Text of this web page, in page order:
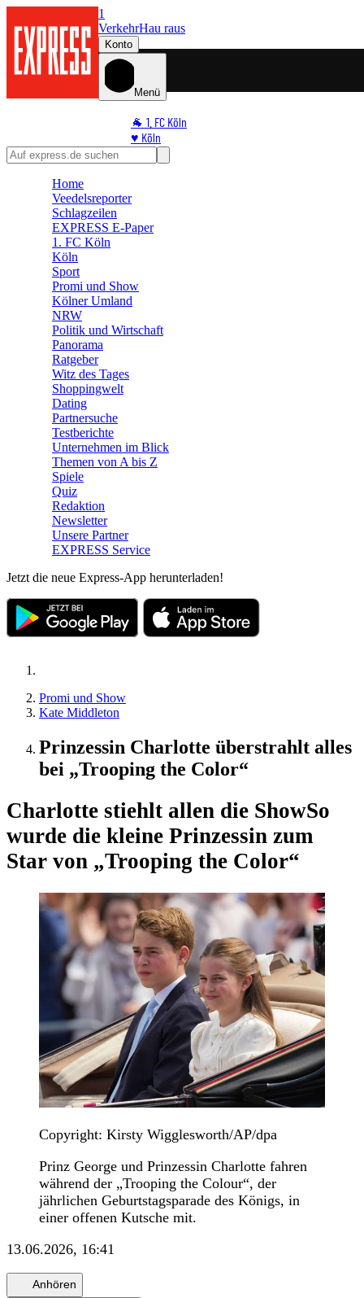
1
VerkehrHau raus
Konto
Menü
🐐 1. FC Köln
♥️ Köln
⭐ Promi
🛒 Shoppingwelt
Home
Veedelsreporter
Schlagzeilen
EXPRESS E-Paper
1. FC Köln
Köln
Sport
Promi und Show
Kölner Umland
NRW
Politik und Wirtschaft
Panorama
Ratgeber
Witz des Tages
Shoppingwelt
Dating
Partnersuche
Testberichte
Unternehmen im Blick
Themen von A bis Z
Spiele
Quiz
Redaktion
Newsletter
Unsere Partner
EXPRESS Service
Jetzt die neue Express-App herunterladen!
Promi und Show
Kate Middleton
Prinzessin Charlotte überstrahlt alles
bei „Trooping the Color“
Charlotte stiehlt allen die ShowSo
wurde die kleine Prinzessin zum
Star von „Trooping the Color“
Copyright: Kirsty Wigglesworth/AP/dpa
Prinz George und Prinzessin Charlotte fahren
während der „Trooping the Colour“, der
jährlichen Geburtstagsparade des Königs, in
einer offenen Kutsche mit.
13.06.2026, 16:41
Anhören